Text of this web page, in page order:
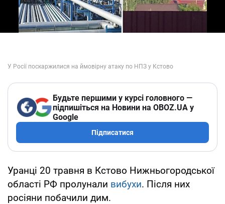
Будьте першими у курсі головного —
підпишіться на Новини на OBOZ.UA у
Google
Підписатися
Уранці 20 травня в Кстово Нижньогородської
області РФ пролунали вибухи. Після них
росіяни побачили дим.